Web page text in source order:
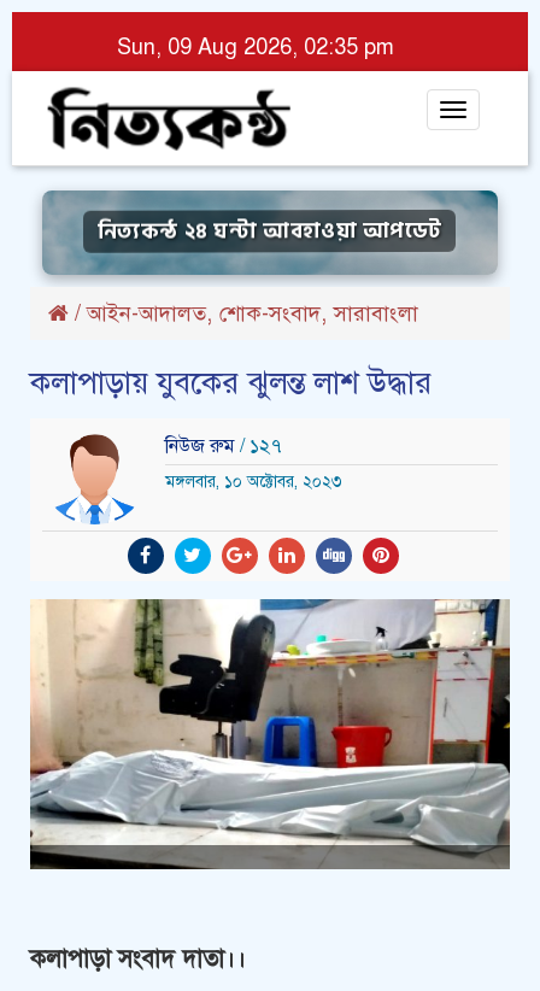
Sun, 09 Aug 2026, 02:35 pm
Toggle
নিত্যকন্ঠ ২৪ ঘন্টা আবহাওয়া আপডেট
/আইন-আদালত, শোক-সংবাদ,সারাবাংলা
কলাপাড়ায় যুবকের ঝুলন্ত লাশ উদ্ধার
নিউজ রুম / ১২৭
মঙ্গলবার, ১০ অক্টোবর, ২০২৩
কলাপাড়া সংবাদ দাতা।।